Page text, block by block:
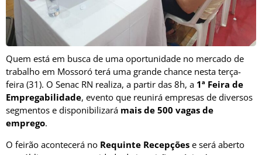
Quem está em busca de uma oportunidade no mercado de
trabalho em Mossoró terá uma grande chance nesta terça-
feira (31). O Senac RN realiza, a partir das 8h, a 1ª Feira de
Empregabilidade, evento que reunirá empresas de diversos
segmentos e disponibilizará mais de 500 vagas de
emprego.
O feirão acontecerá no Requinte Recepções e será aberto